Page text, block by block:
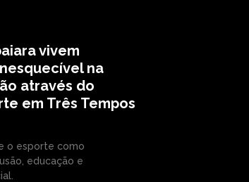
vivem
na
através do
em Três Tempos
o esporte como
educação e